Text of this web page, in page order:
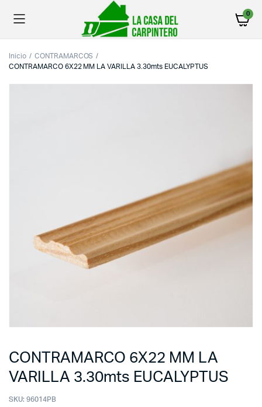
0
Inicio
CONTRAMARCOS
CONTRAMARCO 6X22 MM LA VARILLA 3.30mts EUCALYPTUS
CONTRAMARCO 6X22 MM LA
VARILLA 3.30mts EUCALYPTUS
SKU: 96014PB